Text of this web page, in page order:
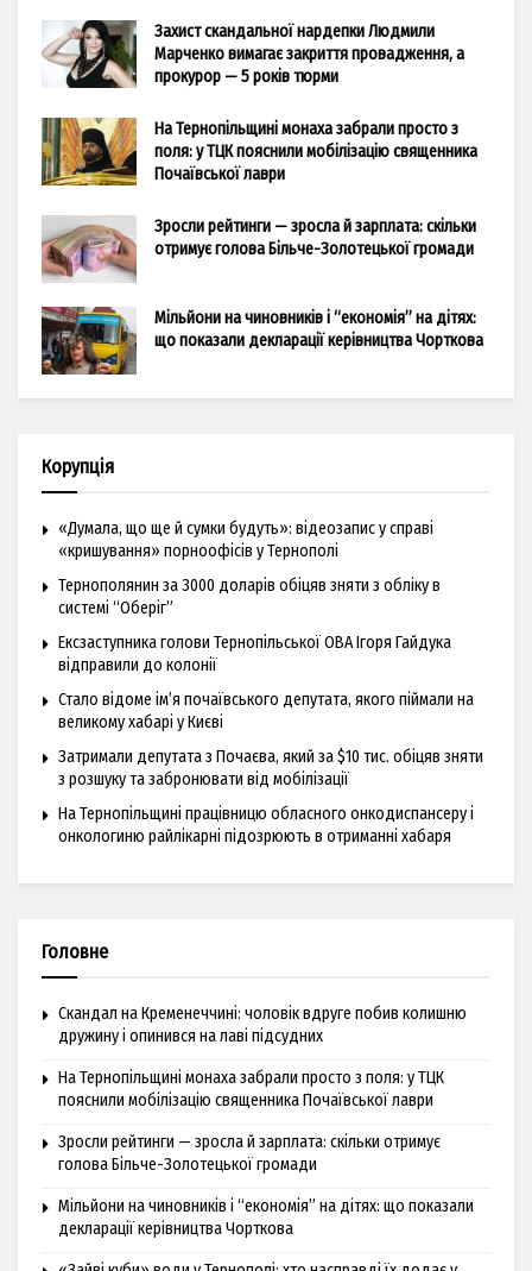
Захист скандальної нардепки Людмили
Марченко вимагає закриття провадження, а
прокурор — 5 років тюрми
На Тернопільщині монаха забрали просто з
поля: у ТЦК пояснили мобілізацію священника
Почаївської лаври
Зросли рейтинги — зросла й зарплата: скільки
отримує голова Більче-Золотецької громади
Мільйони на чиновників і “економія” на дітях:
що показали декларації керівництва Чорткова
Корупція
«Думала, що ще й сумки будуть»: відеозапис у справі
«кришування» порноофісів у Тернополі
Тернополянин за 3000 доларів обіцяв зняти з обліку в
системі “Оберіг”
Ексзаступника голови Тернопільської ОВА Ігоря Гайдука
відправили до колонії
Стало відоме ім’я почаївського депутата, якого піймали на
великому хабарі у Києві
Затримали депутата з Почаєва, який за $10 тис. обіцяв зняти
з розшуку та забронювати від мобілізації
На Тернопільщині працівницю обласного онкодиспансеру і
онкологиню райлікарні підозрюють в отриманні хабаря
Головне
Скандал на Кременеччині: чоловік вдруге побив колишню
дружину і опинився на лаві підсудних
На Тернопільщині монаха забрали просто з поля: у ТЦК
пояснили мобілізацію священника Почаївської лаври
Зросли рейтинги — зросла й зарплата: скільки отримує
голова Більче-Золотецької громади
Мільйони на чиновників і “економія” на дітях: що показали
декларації керівництва Чорткова